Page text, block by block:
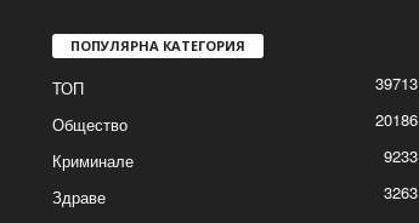
ПОПУЛЯРНА КАТЕГОРИЯ
ТОП
39713
Общество
20186
Криминале
9233
Здраве
3263